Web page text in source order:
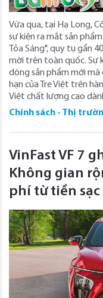
Vừa qua, tại Hạ Long,
sự kiện ra mắt sản
Tỏa Sáng", quy tụ gần
mời trên toàn quốc. Sự
dòng sản phẩm mới
hạn của Tre Việt trên
Việt chất lượng cao
Chính sách - Thị
VinFast VF 7
Không gian
phí từ tiền